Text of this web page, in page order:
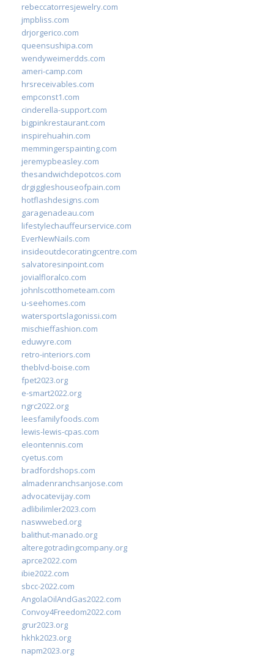
rebeccatorresjewelry.com
jmpbliss.com
drjorgerico.com
queensushipa.com
wendyweimerdds.com
ameri-camp.com
hrsreceivables.com
empconst1.com
cinderella-support.com
bigpinkrestaurant.com
inspirehuahin.com
memmingerspainting.com
jeremypbeasley.com
thesandwichdepotcos.com
drgiggleshouseofpain.com
hotflashdesigns.com
garagenadeau.com
lifestylechauffeurservice.com
EverNewNails.com
insideoutdecoratingcentre.com
salvatoresinpoint.com
jovialfloralco.com
johnlscotthometeam.com
u-seehomes.com
watersportslagonissi.com
mischieffashion.com
eduwyre.com
retro-interiors.com
theblvd-boise.com
fpet2023.org
e-smart2022.org
ngrc2022.org
leesfamilyfoods.com
lewis-lewis-cpas.com
eleontennis.com
cyetus.com
bradfordshops.com
almadenranchsanjose.com
advocatevijay.com
adlibilimler2023.com
naswwebed.org
balithut-manado.org
alteregotradingcompany.org
aprce2022.com
ibie2022.com
sbcc-2022.com
AngolaOilAndGas2022.com
Convoy4Freedom2022.com
grur2023.org
hkhk2023.org
napm2023.org